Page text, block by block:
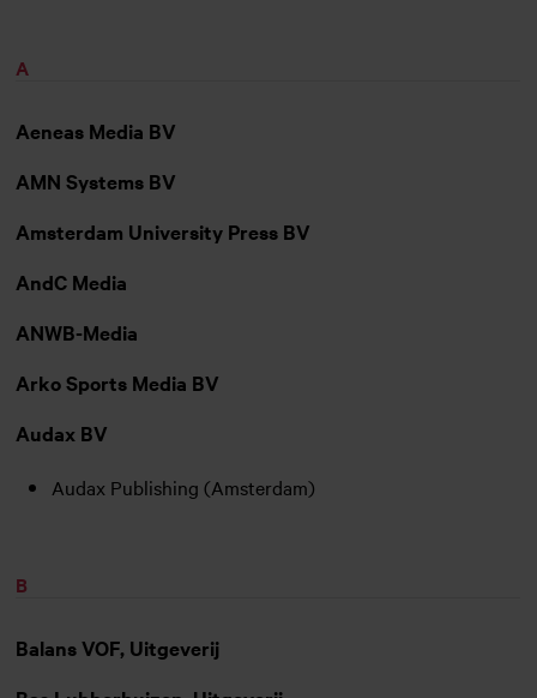
A
Aeneas Media BV
AMN Systems BV
Amsterdam University Press BV
AndC Media
ANWB-Media
Arko Sports Media BV
Audax BV
Audax Publishing (Amsterdam)
B
Balans VOF, Uitgeverij